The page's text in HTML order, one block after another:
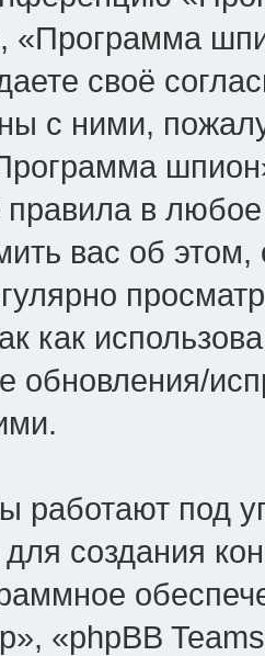
своё
с ними,
правила в
вас об
как
обновления/
под
для создания
«phpBB